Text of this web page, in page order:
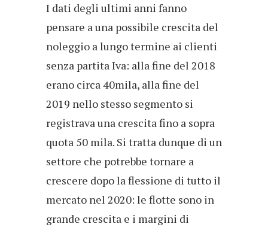
I dati degli ultimi anni fanno
pensare a una possibile crescita del
noleggio a lungo termine ai clienti
senza partita Iva: alla fine del 2018
erano circa 40mila, alla fine del
2019 nello stesso segmento si
registrava una crescita fino a sopra
quota 50 mila. Si tratta dunque di un
settore che potrebbe tornare a
crescere dopo la flessione di tutto il
mercato nel 2020: le flotte sono in
grande crescita e i margini di